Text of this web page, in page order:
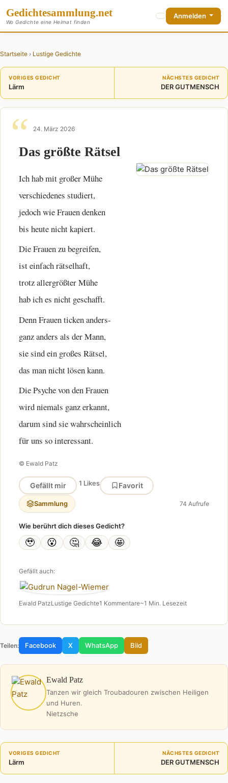
Gedichtesammlung.net
Wo Gedichte eine Heimat finden
Anmelden
Startseite › Lustige Gedichte
VORIGES GEDICHT
Lärm
NÄCHSTES GEDICHT
DER GUTMENSCH
24. März 2026
Das größte Rätsel
Ich hab mit großer Mühe
verschiedenes studiert,
jedoch wie Frauen denken
bis heute nicht kapiert.
Die Frauen zu begreifen,
ist einfach rätselhaft,
trotz allergrößter Mühe
hab ich es nicht geschafft.
Denn Frauen ticken anders-
ganz anders als der Mann,
sie sind ein großes Rätsel,
das man nicht lösen kann.
Die Psyche von den Frauen
wird niemals ganz erkannt,
darum sind sie wahrscheinlich
für uns so interessant.
© Ewald Patz
Gefällt mir 1 Likes Favorit
Sammlung 74 Aufrufe
Wie berührt dich dieses Gedicht?
🥹 😮 🤔 😂 🤩
Gefällt auch:
Ewald PatzLustige Gedichte1 Kommentare~1 Min. Lesezeit
Teilen: Facebook X WhatsApp Bild
Ewald Patz
Tanzen wir gleich Troubadouren zwischen Heiligen
und Huren.
Nietzsche
VORIGES GEDICHT
Lärm
NÄCHSTES GEDICHT
DER GUTMENSCH